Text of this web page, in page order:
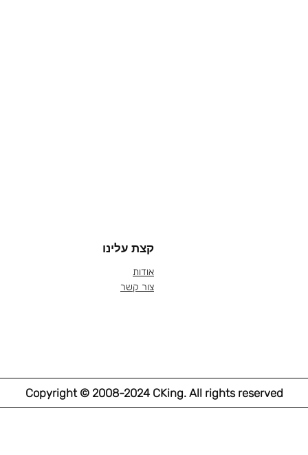
קצת עלינו
אודות
צור קשר
Copyright © 2008-2024 CKing. All rights reserved